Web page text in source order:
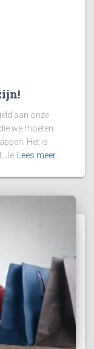
aan onze
we moeten
Het is
Je
Lees meer…